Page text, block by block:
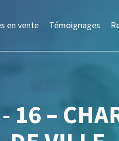
en vente Témoignages
–